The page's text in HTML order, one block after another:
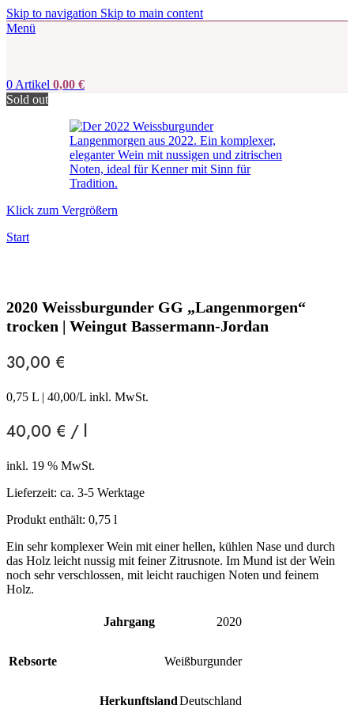
Skip to navigation Skip to main content
Menü
0 Artikel 0,00 €
Sold out
Klick zum Vergrößern
Start
2020 Weissburgunder GG „Langenmorgen“
trocken | Weingut Bassermann-Jordan
30,00 €
0,75 L | 40,00/L inkl. MwSt.
40,00 € / l
inkl. 19 % MwSt.
Lieferzeit: ca. 3-5 Werktage
Produkt enthält: 0,75 l
Ein sehr komplexer Wein mit einer hellen, kühlen Nase und durch
das Holz leicht nussig mit feiner Zitrusnote. Im Mund ist der Wein
noch sehr verschlossen, mit leicht rauchigen Noten und feinem
Holz.
Jahrgang 2020
Rebsorte Weißburgunder
HerkunftslandDeutschland